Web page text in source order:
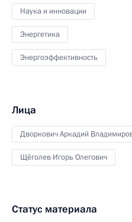
Наука и инновации
Энергетика
Энергоэффективность
Лица
Дворкович Аркадий
Щёголев Игорь Олегович
Статус материала